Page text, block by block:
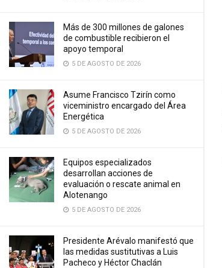
Más de 300 millones de galones
de combustible recibieron el
apoyo temporal
5 DE AGOSTO DE 2026
Asume Francisco Tzirín como
viceministro encargado del Área
Energética
5 DE AGOSTO DE 2026
Equipos especializados
desarrollan acciones de
evaluación o rescate animal en
Alotenango
5 DE AGOSTO DE 2026
Presidente Arévalo manifestó que
las medidas sustitutivas a Luis
Pacheco y Héctor Chaclán